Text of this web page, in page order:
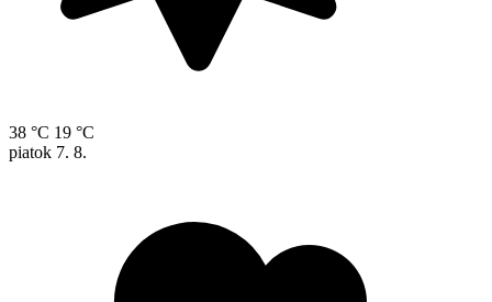
38 °C 19 °C
piatok 7. 8.